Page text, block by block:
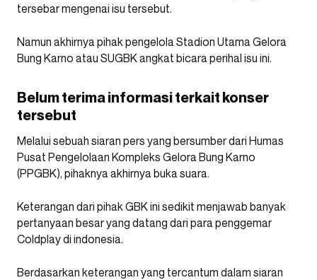
tersebar mengenai isu tersebut.
Namun akhirnya pihak pengelola Stadion Utama Gelora
Bung Karno atau SUGBK angkat bicara perihal isu ini.
Belum terima informasi terkait konser
tersebut
Melalui sebuah siaran pers yang bersumber dari Humas
Pusat Pengelolaan Kompleks Gelora Bung Karno
(PPGBK), pihaknya akhirnya buka suara.
Keterangan dari pihak GBK ini sedikit menjawab banyak
pertanyaan besar yang datang dari para penggemar
Coldplay di indonesia.
Berdasarkan keterangan yang tercantum dalam siaran